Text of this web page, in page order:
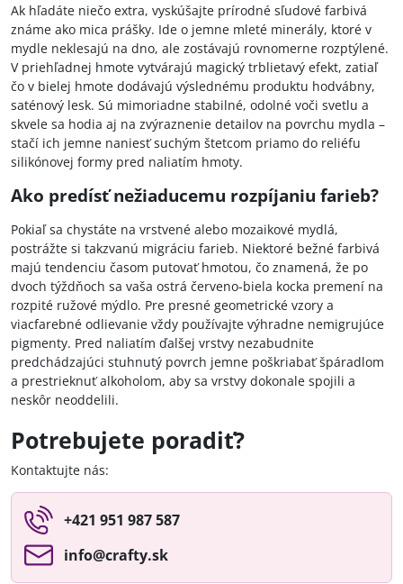
Ak hľadáte niečo extra, vyskúšajte prírodné sľudové farbivá
známe ako mica prášky. Ide o jemne mleté minerály, ktoré v
mydle neklesajú na dno, ale zostávajú rovnomerne rozptýlené.
V priehľadnej hmote vytvárajú magický trblietavý efekt, zatiaľ
čo v bielej hmote dodávajú výslednému produktu hodvábny,
saténový lesk. Sú mimoriadne stabilné, odolné voči svetlu a
skvele sa hodia aj na zvýraznenie detailov na povrchu mydla –
stačí ich jemne naniesť suchým štetcom priamo do reliéfu
silikónovej formy pred naliatím hmoty.
Ako predísť nežiaducemu rozpíjaniu farieb?
Pokiaľ sa chystáte na vrstvené alebo mozaikové mydlá,
postrážte si takzvanú migráciu farieb. Niektoré bežné farbivá
majú tendenciu časom putovať hmotou, čo znamená, že po
dvoch týždňoch sa vaša ostrá červeno-biela kocka premení na
rozpité ružové mýdlo. Pre presné geometrické vzory a
viacfarebné odlievanie vždy používajte výhradne nemigrujúce
pigmenty. Pred naliatím ďalšej vrstvy nezabudnite
predchádzajúci stuhnutý povrch jemne poškriabať špáradlom
a prestrieknuť alkoholom, aby sa vrstvy dokonale spojili a
neskôr neoddelili.
Potrebujete poradiť?
Kontaktujte nás:
+421 951 987 587
info​@crafty​.sk